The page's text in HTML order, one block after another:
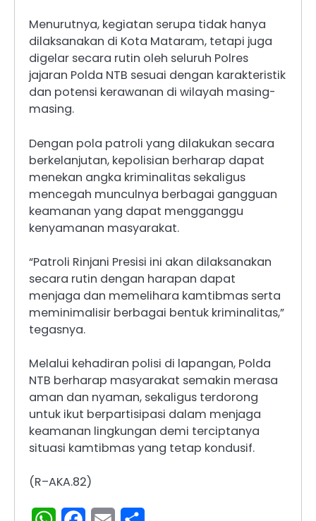
Menurutnya, kegiatan serupa tidak hanya
dilaksanakan di Kota Mataram, tetapi juga
digelar secara rutin oleh seluruh Polres
jajaran Polda NTB sesuai dengan karakteristik
dan potensi kerawanan di wilayah masing-
masing.
Dengan pola patroli yang dilakukan secara
berkelanjutan, kepolisian berharap dapat
menekan angka kriminalitas sekaligus
mencegah munculnya berbagai gangguan
keamanan yang dapat mengganggu
kenyamanan masyarakat.
“Patroli Rinjani Presisi ini akan dilaksanakan
secara rutin dengan harapan dapat
menjaga dan memelihara kamtibmas serta
meminimalisir berbagai bentuk kriminalitas,”
tegasnya.
Melalui kehadiran polisi di lapangan, Polda
NTB berharap masyarakat semakin merasa
aman dan nyaman, sekaligus terdorong
untuk ikut berpartisipasi dalam menjaga
keamanan lingkungan demi terciptanya
situasi kamtibmas yang tetap kondusif.
(R–AKA.82)